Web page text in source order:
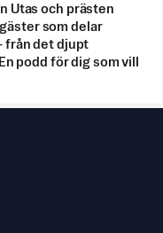
Utas och prästen
som delar
från det djupt
podd för dig som vill